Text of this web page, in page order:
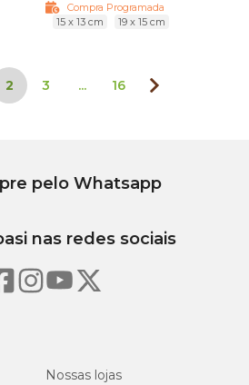
Compra Programada
15 x 13 cm
19 x 15 cm
2 3 ... 16
Nossas lojas
pelo Whatsapp
nas redes sociais